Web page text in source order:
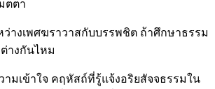
ตตา
างเพศฆราวาสกับบรรพชิต ถ้าศึกษาธรรม
างกันไหม
ามเข้าใจ คฤหัสถ์ที่รู้แจ้งอริยสัจจธรรมใน